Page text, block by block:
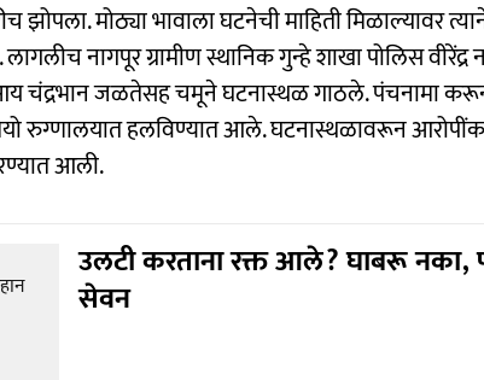
झोपला. मोठ्या भावाला घटनेची माहिती मिळाल्यावर
नागपूर ग्रामीण स्थानिक गुन्हे शाखा पोलिस
चंद्रभान जळतेसह चमूने घटनास्थळ गाठले. पंचनामा
रुग्णालयात हलविण्यात आले. घटनास्थळावरून
आली.
उलटी करताना रक्त आले? घाबरू नका,
सेवन